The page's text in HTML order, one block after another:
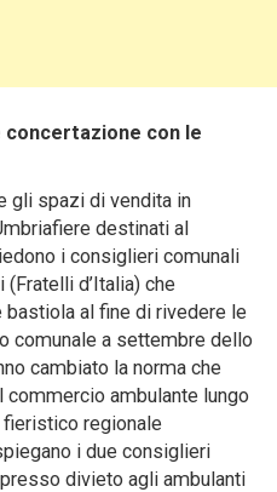
concertazione con le
gli spazi di vendita in
destinati al
i consiglieri comunali
d’Italia) che
bastiola al fine di rivedere le
comunale a settembre dello
cambiato la norma che
ambulante lungo
regionale
i due consiglieri
divieto agli ambulanti